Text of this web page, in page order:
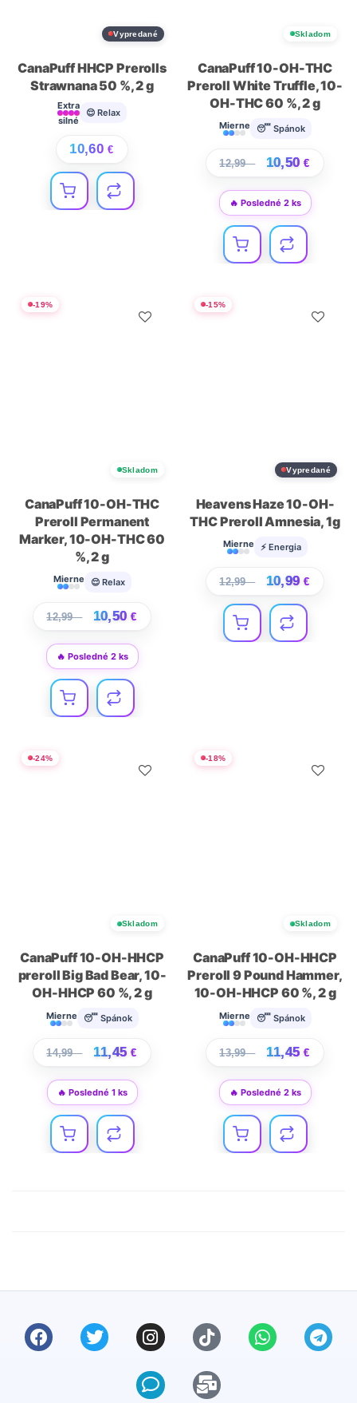
Vypredané
CanaPuff HHCP Prerolls
Strawnana 50 %, 2 g
Extra
silné
😌 Relax
10,60€
Skladom
CanaPuff 10-OH-THC
Preroll White Truffle, 10-
OH-THC 60 %, 2 g
Mierne 😴 Spánok
12,99€ 10,50€
🔥 Posledné 2 ks
-19%
Skladom
CanaPuff 10-OH-THC
Preroll Permanent
Marker, 10-OH-THC 60
%, 2 g
Mierne 😌 Relax
12,99€ 10,50€
🔥 Posledné 2 ks
-15%
Vypredané
Heavens Haze 10-OH-
THC Preroll Amnesia, 1g
Mierne ⚡ Energia
12,99€ 10,99€
-24%
Skladom
CanaPuff 10-OH-HHCP
preroll Big Bad Bear, 10-
OH-HHCP 60 %, 2 g
Mierne 😴 Spánok
14,99€ 11,45€
🔥 Posledné 1 ks
-18%
Skladom
CanaPuff 10-OH-HHCP
Preroll 9 Pound Hammer,
10-OH-HHCP 60 %, 2 g
Mierne 😴 Spánok
13,99€ 11,45€
🔥 Posledné 2 ks